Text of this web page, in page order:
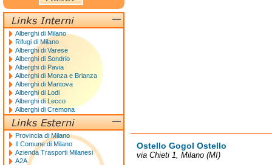
Ostello Gogol Ostello
via Chieti 1, Milano (MI)
Alberghi di Milano
Rifugi di Milano
Alberghi di Varese
Alberghi di Sondrio
Alberghi di Pavia
Alberghi di Monza e Brianza
Alberghi di Mantova
Alberghi di Lodi
Alberghi di Lecco
Alberghi di Cremona
Provincia di Milano
Il Comune di Milano
Azienda Trasporti Milanesi
A2A